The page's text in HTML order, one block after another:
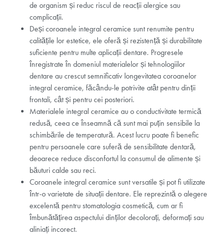
de organism și reduc riscul de reacții alergice sau
complicații.
Deși coroanele integral ceramice sunt renumite pentru
calitățile lor estetice, ele oferă și rezistență și durabilitate
suficiente pentru multe aplicații dentare. Progresele
înregistrate în domeniul materialelor și tehnologiilor
dentare au crescut semnificativ longevitatea coroanelor
integral ceramice, făcându-le potrivite atât pentru dinții
frontali, cât și pentru cei posteriori.
Materialele integral ceramice au o conductivitate termică
redusă, ceea ce înseamnă că sunt mai puțin sensibile la
schimbările de temperatură. Acest lucru poate fi benefic
pentru persoanele care suferă de sensibilitate dentară,
deoarece reduce disconfortul la consumul de alimente și
băuturi calde sau reci.
Coroanele integral ceramice sunt versatile și pot fi utilizate
într-o varietate de situații dentare. Ele reprezintă o alegere
excelentă pentru stomatologia cosmetică, cum ar fi
îmbunătățirea aspectului dinților decolorați, deformați sau
aliniați incorect.